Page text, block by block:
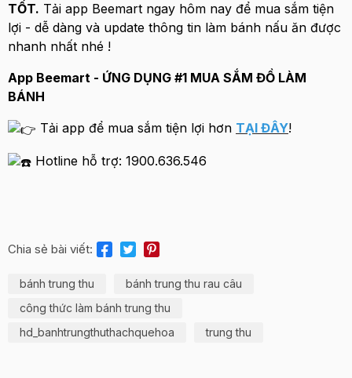
TỐT. Tải app Beemart ngay hôm nay để mua sắm tiện
lợi - dễ dàng và update thông tin làm bánh nấu ăn được
nhanh nhất nhé !
App Beemart - ỨNG DỤNG #1 MUA SẮM ĐỒ LÀM
BÁNH
Tải app để mua sắm tiện lợi hơn TẠI ĐÂY!
Hotline hỗ trợ: 1900.636.546
Chia sẻ bài viết:
bánh trung thu
bánh trung thu rau câu
công thức làm bánh trung thu
hd_banhtrungthuthachquehoa
trung thu